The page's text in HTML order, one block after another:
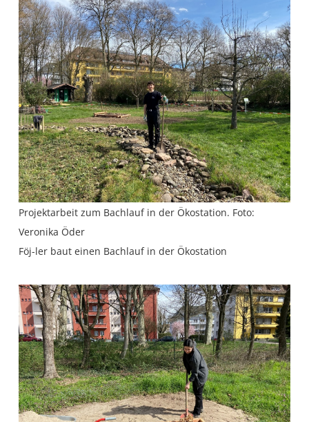
Projektarbeit zum Bachlauf in der Ökostation. Foto:
Veronika Öder
Föj-ler baut einen Bachlauf in der Ökostation